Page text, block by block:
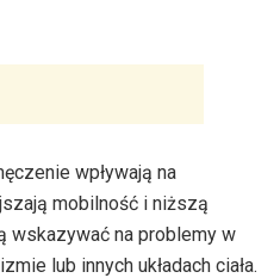
wpływają na
mobilność i niższą
wskazywać na problemy w
lub innych układach ciała.